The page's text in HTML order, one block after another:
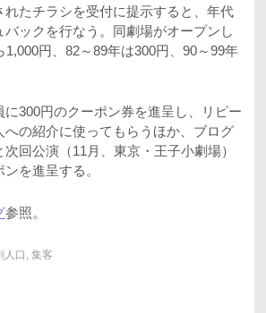
れたチラシを受付に提示すると、年代
バックを行なう。同劇場がオープンし
1,000円、82～89年は300円、90～99年
に300円のクーポン券を進呈し、リピー
への紹介に使ってもらうほか、ブログ
回公演（11月、東京・王子小劇場）
を進呈する。
参照。
人口 集客